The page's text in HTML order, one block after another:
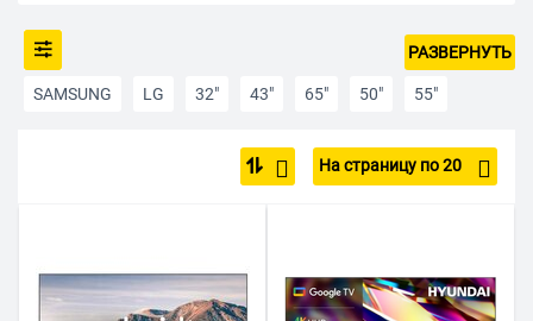
SAMSUNG LG 32" 43" 65" 50" 55"
Smart TV Большие
100 Гц 120 Гц Игровые
РАЗВЕРНУТЬ
На страницу по 20